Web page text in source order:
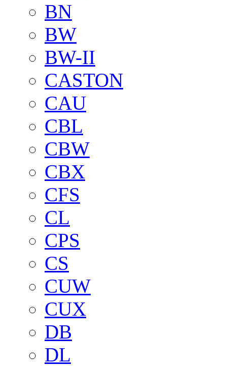
BN
BW
BW-II
CASTON
CAU
CBL
CBW
CBX
CFS
CL
CPS
CS
CUW
CUX
DB
DL